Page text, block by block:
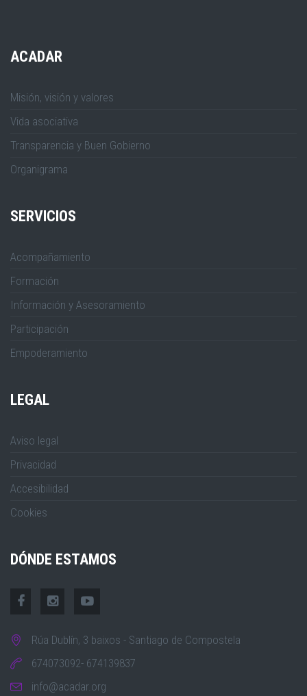
ACADAR
Misión, visión y valores
Vida asociativa
Transparencia y Buen Gobierno
Organigrama
SERVICIOS
Acompañamiento
Formación
Información y Asesoramiento
Participación
Empoderamiento
LEGAL
Aviso legal
Privacidad
Accesibilidad
Cookies
DÓNDE ESTAMOS
Rúa Dublín, 3 baixos - Santiago de Compostela
674073092- 674139837
info@acadar.org